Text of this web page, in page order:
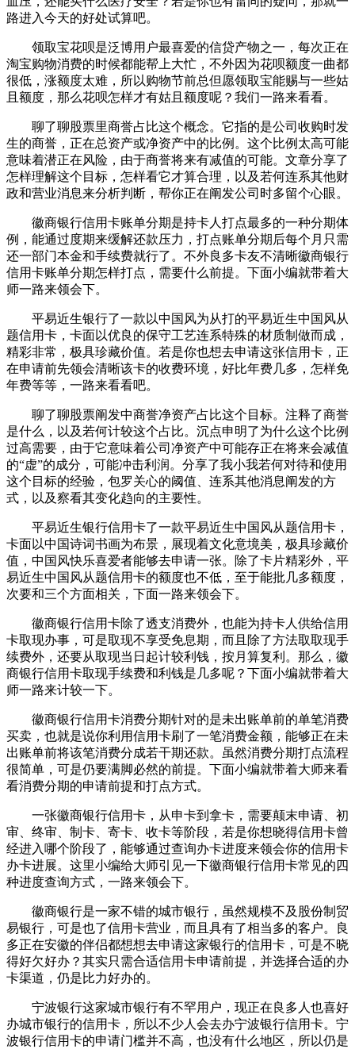
路进入今天的好处试算吧。
领取宝花呗是泛博用户最喜爱的信贷产物之一，每次正在
淘宝购物消费的时候都能帮上大忙，不外因为花呗额度一曲都
很低，涨额度太难，所以购物节前总但愿领取宝能赐与一些姑
且额度，那么花呗怎样才有姑且额度呢？我们一路来看看。
聊了聊股票里商誉占比这个概念。它指的是公司收购时发
生的商誉，正在总资产或净资产中的比例。这个比例太高可能
意味着潜正在风险，由于商誉将来有减值的可能。文章分享了
怎样理解这个目标，怎样看它才算合理，以及若何连系其他财
政和营业消息来分析判断，帮你正在阐发公司时多留个心眼。
徽商银行信用卡账单分期是持卡人打点最多的一种分期体
例，能通过度期来缓解还款压力，打点账单分期后每个月只需
还一部门本金和手续费就行了。不外良多卡友不清晰徽商银行
信用卡账单分期怎样打点，需要什么前提。下面小编就带着大
师一路来领会下。
平易近生银行了一款以中国风为从打的平易近生中国风从
题信用卡，卡面以优良的保守工艺连系特殊的材质制做而成，
精彩非常，极具珍藏价值。若是你也想去申请这张信用卡，正
在申请前先领会清晰该卡的收费环境，好比年费几多，怎样免
年费等等，一路来看看吧。
聊了聊股票阐发中商誉净资产占比这个目标。注释了商誉
是什么，以及若何计较这个占比。沉点申明了为什么这个比例
过高需要，由于它意味着公司净资产中可能存正在将来会减值
的“虚”的成分，可能冲击利润。分享了我小我若何对待和使用
这个目标的经验，包罗关心的阈值、连系其他消息阐发的方
式，以及察看其变化趋向的主要性。
平易近生银行信用卡了一款平易近生中国风从题信用卡，
卡面以中国诗词书画为布景，展现着文化意境美，极具珍藏价
值，中国风快乐喜爱者能够去申请一张。除了卡片精彩外，平
易近生中国风从题信用卡的额度也不低，至于能批几多额度，
次要和三个方面相关，下面一路来领会下。
徽商银行信用卡除了透支消费外，也能为持卡人供给信用
卡取现办事，可是取现不享受免息期，而且除了方法取取现手
续费外，还要从取现当日起计较利钱，按月算复利。那么，徽
商银行信用卡取现手续费和利钱是几多呢？下面小编就带着大
师一路来计较一下。
徽商银行信用卡消费分期针对的是未出账单前的单笔消费
买卖，也就是说你利用信用卡刷了一笔消费金额，能够正在未
出账单前将该笔消费分成若干期还款。虽然消费分期打点流程
很简单，可是仍要满脚必然的前提。下面小编就带着大师来看
看消费分期的申请前提和打点方式。
一张徽商银行信用卡，从申卡到拿卡，需要颠末申请、初
审、终审、制卡、寄卡、收卡等阶段，若是你想晓得信用卡曾
经进入哪个阶段了，能够通过查询办卡进度来领会你的信用卡
办卡进展。这里小编给大师引见一下徽商银行信用卡常见的四
种进度查询方式，一路来领会下。
徽商银行是一家不错的城市银行，虽然规模不及股份制贸
易银行，可是也了信用卡营业，而且具有了相当多的客户。良
多正在安徽的伴侣都想想去申请这家银行的信用卡，可是不晓
得好欠好办？其实只需合适信用卡申请前提，并选择合适的办
卡渠道，仍是比力好办的。
宁波银行这家城市银行有不罕用户，现正在良多人也喜好
办城市银行的信用卡，所以不少人会去办宁波银行信用卡。宁
波银行信用卡的申请门槛并不高，也没有什么地区，所以仍是